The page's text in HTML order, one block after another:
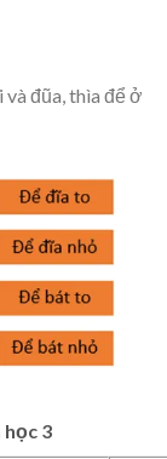
đũa, thìa để ở
3